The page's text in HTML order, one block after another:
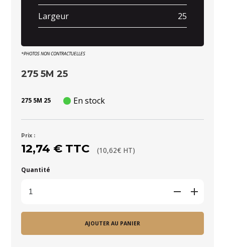
Largeur 25
*PHOTOS NON CONTRACTUELLES
275 5M 25
275 5M 25 En stock
Prix :
12,74 € TTC (10,62€ HT)
Quantité
AJOUTER AU PANIER